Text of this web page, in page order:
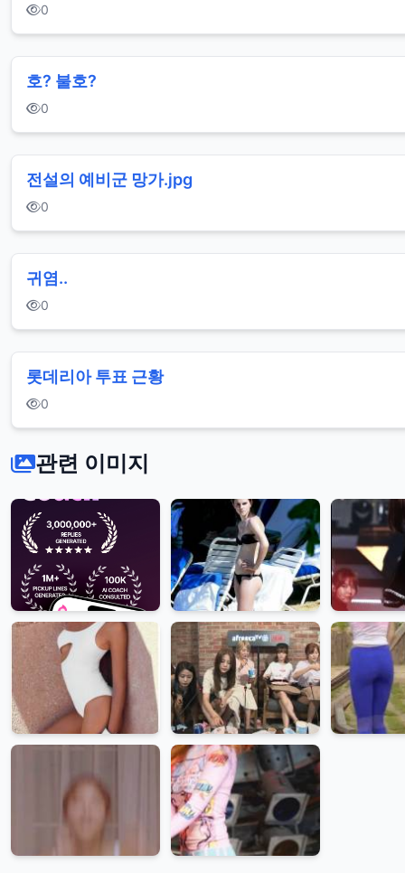
0
호? 불호?
0
전설의 예비군 망가.jpg
0
귀염..
0
롯데리아 투표 근황
0
관련 이미지